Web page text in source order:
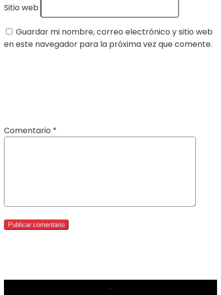
Sitio web
Guardar mi nombre, correo electrónico y sitio web
en este navegador para la próxima vez que comente.
Comentario *